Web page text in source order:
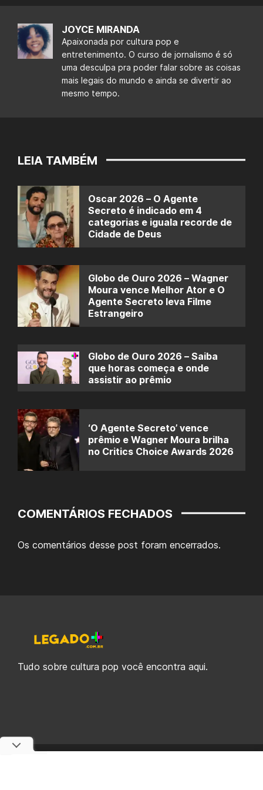
JOYCE MIRANDA
Apaixonada por cultura pop e
entretenimento. O curso de jornalismo é só
uma desculpa pra poder falar sobre as coisas
mais legais do mundo e ainda se divertir ao
mesmo tempo.
LEIA TAMBÉM
Oscar 2026 – O Agente
Secreto é indicado em 4
categorias e iguala recorde de
Cidade de Deus
Globo de Ouro 2026 – Wagner
Moura vence Melhor Ator e O
Agente Secreto leva Filme
Estrangeiro
Globo de Ouro 2026 – Saiba
que horas começa e onde
assistir ao prêmio
‘O Agente Secreto’ vence
prêmio e Wagner Moura brilha
no Critics Choice Awards 2026
COMENTÁRIOS FECHADOS
Os comentários desse post foram encerrados.
Tudo sobre cultura pop você encontra aqui.